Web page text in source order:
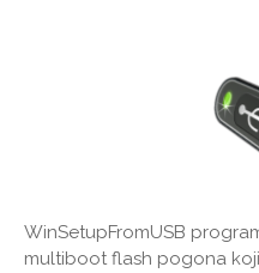
WinSetupFromUSB
multiboot flash pogona